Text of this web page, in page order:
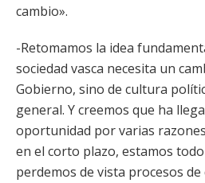
cambio».
-Retomamos la idea
sociedad vasca necesita un
Gobierno, sino de cultura
general. Y creemos que ha
oportunidad por varias
en el corto plazo, estamos
perdemos de vista procesos